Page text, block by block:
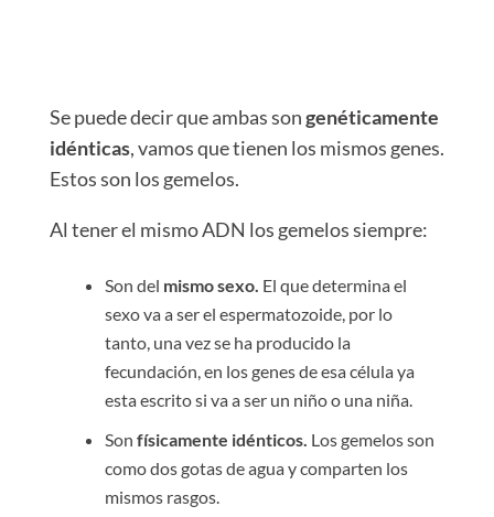
Se puede decir que ambas songenéticamente
idénticas, vamos que tienen los mismos genes.
Estos son los gemelos.
Al tener el mismo ADN los gemelos siempre:
Son del mismo sexo. El que determina el
sexo va a ser el espermatozoide, por lo
tanto, una vez se ha producido la
fecundación, en los genes de esa célula ya
esta escrito si va a ser un niño o una niña.
Sonfísicamente idénticos. Los gemelos son
como dos gotas de agua y comparten los
mismos rasgos.